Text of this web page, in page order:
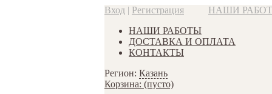
Вход | Регистрация НАШИ
НАШИ РАБОТЫ
ДОСТАВКА И ОПЛАТА
КОНТАКТЫ
Регион: Казань
Корзина: (пусто)